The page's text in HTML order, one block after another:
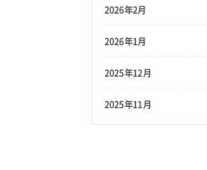
2026年2月
2026年1月
2025年12月
2025年11月